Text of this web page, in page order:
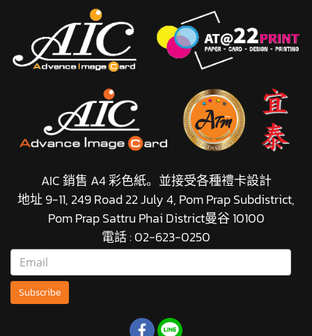
AIC 銷售 A4 彩色紙。並接受各種禮卡設計
地址 9-11, 249 Road 22 July 4, Pom Prap Subdistrict,
Pom Prap Sattru Phai District曼谷 10100
電話 : 02-623-0250
Subscribe